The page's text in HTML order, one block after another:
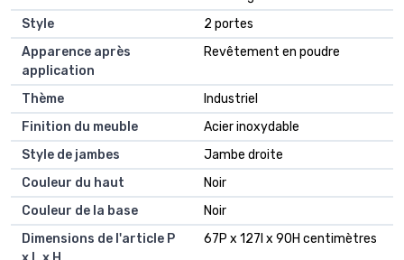
Style
2 portes
Apparence après
application
Revêtement en poudre
Thème
Industriel
Finition du meuble
Acier inoxydable
Style de jambes
Jambe droite
Couleur du haut
Noir
Couleur de la base
Noir
Dimensions de l'article P
67P x 127l x 90H centimètres